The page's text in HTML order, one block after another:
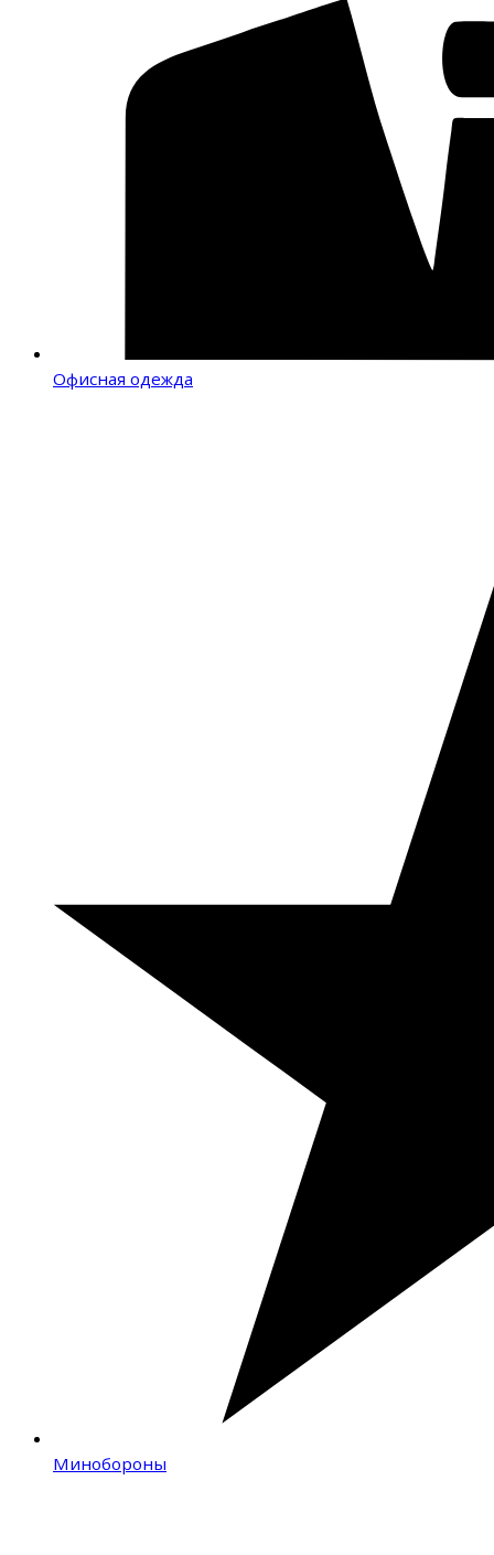
Офисная одежда
Минобороны